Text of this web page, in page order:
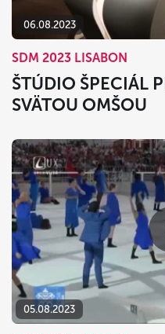
06.08.2023
SDM 2023 LISABON
ŠTÚDIO ŠPECIÁL
SVÄTOU OMŠOU
05.08.2023